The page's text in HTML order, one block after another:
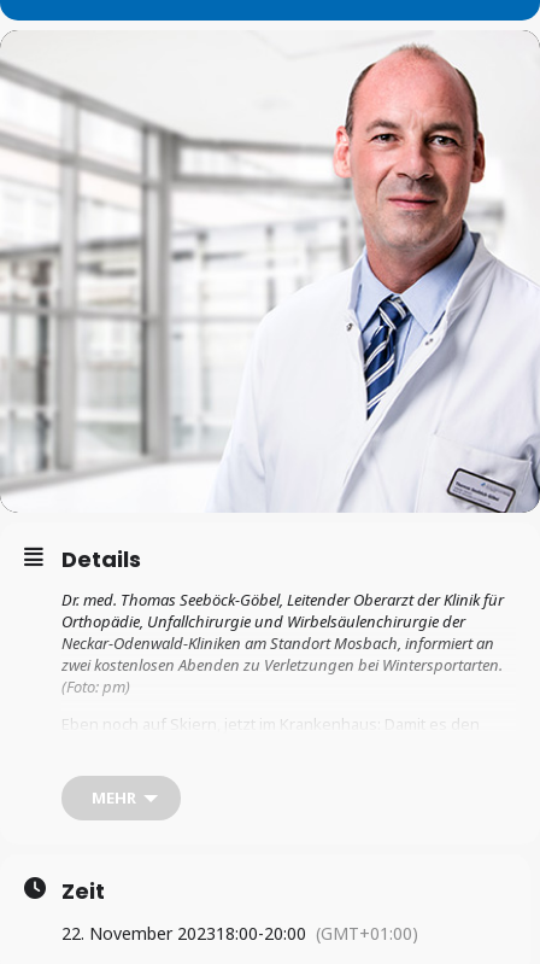
Details
Dr. med. ThomasSeeböck-Göbel, Leitender Oberarzt der Klinik für
Orthopädie, Unfallchirurgie und Wirbelsäulenchirurgieder
Neckar-Odenwald-Kliniken am StandortMosbach, informiert an
zwei kostenlosen Abenden zu Verletzungen bei Wintersportarten.
(Foto: pm)
Eben noch auf Skiern, jetzt im Krankenhaus: Damit es den
Buchen und am 29. November am Standort Mosbach, jeweils
um 18 Uhr, über akute Verletzungen beim Wintersport, deren
Wintersportsaison ist auch immer Verletzungssaison. Selbst
Profisportler sind nicht vor Unfällen beim Wintersport gefeit.
MEHR
Zeit
22. November 202318:00-20:00 (GMT+01:00)